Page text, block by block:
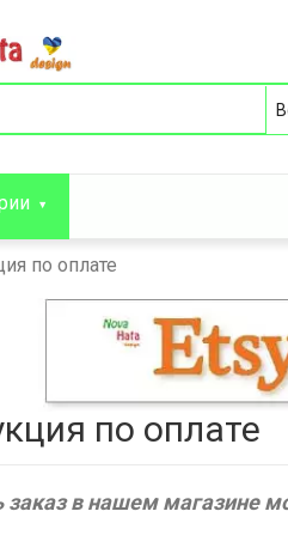
по оплате
по оплате
заказ в нашем магазине